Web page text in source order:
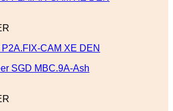
CAM XE DEN